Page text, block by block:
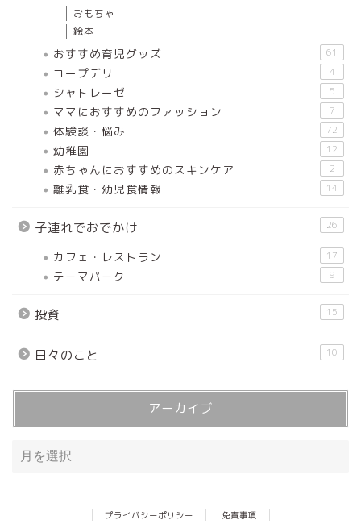
おもちゃ
絵本
おすすめ育児グッズ 61
コープデリ 4
シャトレーゼ 5
ママにおすすめのファッション 7
体験談・悩み 72
幼稚園 12
赤ちゃんにおすすめのスキンケア 2
離乳食・幼児食情報 14
子連れでおでかけ 26
カフェ・レストラン 17
テーマパーク 9
投資 15
日々のこと 10
アーカイブ
プライバシーポリシー 免責事項